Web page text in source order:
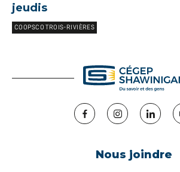
jeudis
COOPSCO TROIS-RIVIÈRES
Facebook Instagram LinkedIn
Nous joindre